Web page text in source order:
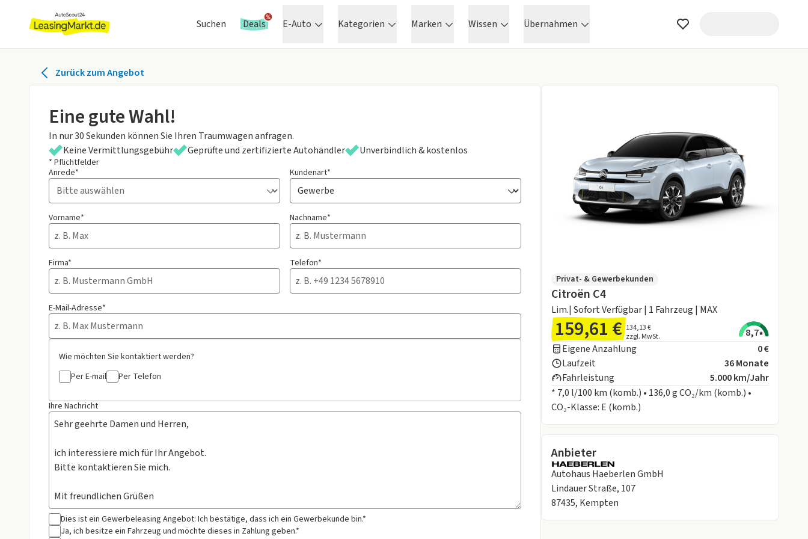
Suchen Deals E-Auto Kategorien Marken Wissen Übernahmen
Zurück zum Angebot
Eine gute Wahl!
In nur 30 Sekunden können Sie Ihren Traumwagen anfragen.
Keine Vermittlungsgebühr
Geprüfte und zertifizierte Autohändler Unverbindlich & kostenlos
* Pflichtfelder
Anrede*
Kundenart*
Vorname* Nachname*
Firma* Telefon*
E-Mail-Adresse*
Wie möchten Sie kontaktiert werden?
Per E-mail
Per Telefon
Ihre Nachricht
Dies ist ein Gewerbeleasing Angebot: Ich bestätige, dass ich ein Gewerbekunde bin.*
Ja, ich besitze ein Fahrzeug und möchte dieses in Zahlung geben.*
Privat- & Gewerbekunden
Citroën C4
Lim.| Sofort Verfügbar | 1 Fahrzeug | MAX
159,61 € 134,13 €
zzgl. MwSt.
8,7
Eigene Anzahlung
0 €
Laufzeit
36 Monate
Fahrleistung
5.000 km/Jahr
* 7,0 l/100 km (komb.) • 136,0 g CO₂/km (komb.) •
CO₂-Klasse: E (komb.)
Anbieter
Autohaus Haeberlen GmbH
Lindauer Straße, 107
87435, Kempten